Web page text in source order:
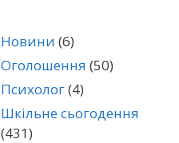
Новини (6)
Оголошення (50)
Психолог(4)
Шкільне сьогодення
(431)